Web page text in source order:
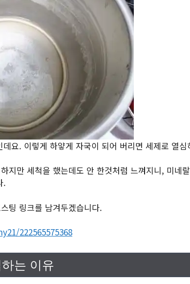
요. 이렇게 하얗게 자국이 되어 버리면 세제로 열
지만 세척을 했는데도 안 한것처럼 느껴지니, 미네
.
팅 링크를 남겨두겠습니다.
222565575368
는 이유